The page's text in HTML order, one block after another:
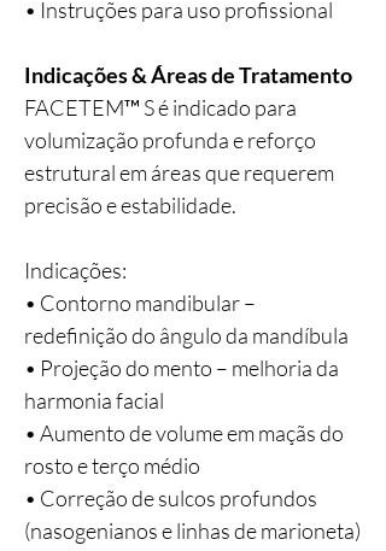
• Instruções para uso profissional
Indicações & Áreas de Tratamento
FACETEM™ S é indicado para
volumização profunda e reforço
estrutural em áreas que requerem
precisão e estabilidade.
Indicações:
• Contorno mandibular –
redefinição do ângulo da mandíbula
• Projeção do mento – melhoria da
harmonia facial
• Aumento de volume em maçãs do
rosto e terço médio
• Correção de sulcos profundos
(nasogenianos e linhas de marioneta)